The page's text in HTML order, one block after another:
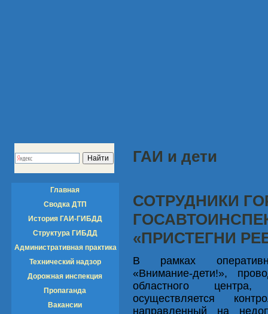
Главная
Сводка ДТП
История ГАИ-ГИБДД
Структура ГИБДД
Административная практика
Технический надзор
Дорожная инспекция
Пропаганда
Вакансии
ГАИ и дети
СОТРУДНИКИ
«ПРИСТЕГНИ
В рамках
«Внимание-дети!»,
областного центра,
осуществляется
направленный на